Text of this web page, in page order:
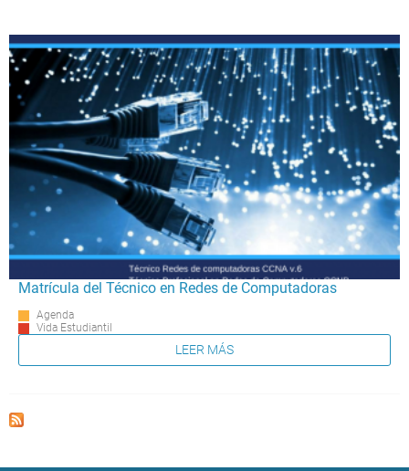
Matrícula del Técnico en Redes de Computadoras
Agenda
Vida Estudiantil
LEER MÁS